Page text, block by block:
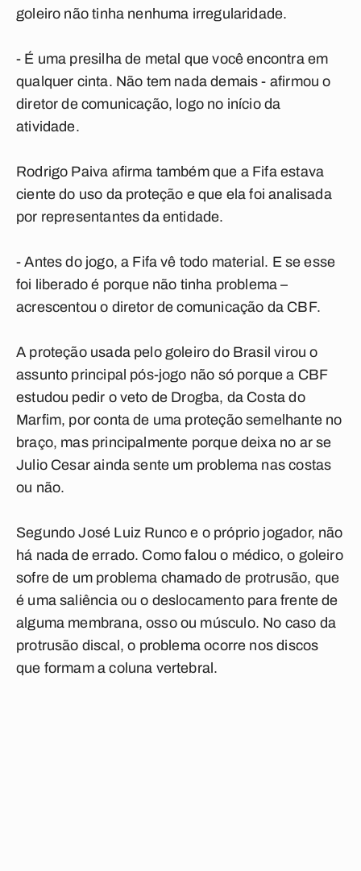
goleiro não tinha nenhuma irregularidade.
- É uma presilha de metal que você encontra em
qualquer cinta. Não tem nada demais - afirmou o
diretor de comunicação, logo no início da
atividade.
Rodrigo Paiva afirma também que a Fifa estava
ciente do uso da proteção e que ela foi analisada
por representantes da entidade.
- Antes do jogo, a Fifa vê todo material. E se esse
foi liberado é porque não tinha problema –
acrescentou o diretor de comunicação da CBF.
A proteção usada pelo goleiro do Brasil virou o
assunto principal pós-jogo não só porque a CBF
estudou pedir o veto de Drogba, da Costa do
Marfim, por conta de uma proteção semelhante no
braço, mas principalmente porque deixa no ar se
Julio Cesar ainda sente um problema nas costas
ou não.
Segundo José Luiz Runco e o próprio jogador, não
há nada de errado. Como falou o médico, o goleiro
sofre de um problema chamado de protrusão, que
é uma saliência ou o deslocamento para frente de
alguma membrana, osso ou músculo. No caso da
protrusão discal, o problema ocorre nos discos
que formam a coluna vertebral.